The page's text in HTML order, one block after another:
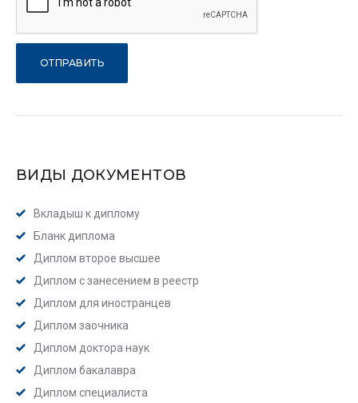
ВИДЫ ДОКУМЕНТОВ
Вкладыш к диплому
Бланк диплома
Диплом второе высшее
Диплом с занесением в реестр
Диплом для иностранцев
Диплом заочника
Диплом доктора наук
Диплом бакалавра
Диплом специалиста